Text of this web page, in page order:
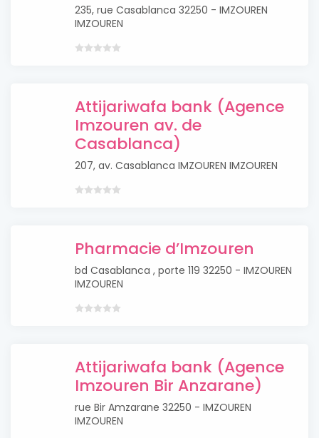
235, rue Casablanca 32250 - IMZOUREN
IMZOUREN
Attijariwafa bank (Agence
Imzouren av. de
Casablanca)
207, av. Casablanca IMZOUREN IMZOUREN
Pharmacie d’Imzouren
bd Casablanca , porte 119 32250 - IMZOUREN
IMZOUREN
Attijariwafa bank (Agence
Imzouren Bir Anzarane)
rue Bir Amzarane 32250 - IMZOUREN
IMZOUREN